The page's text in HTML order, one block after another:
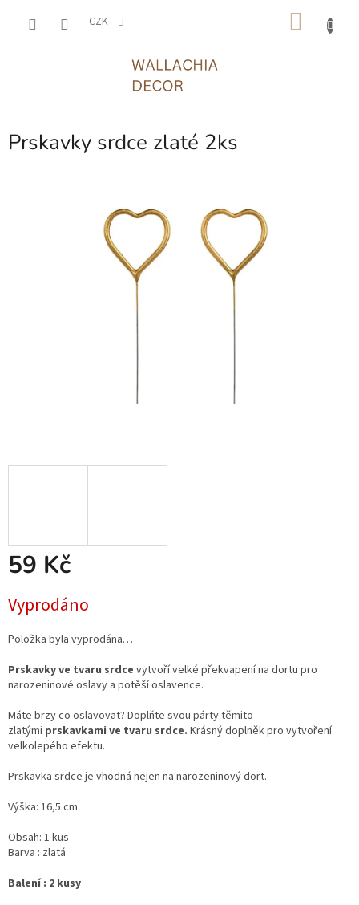
CZK
Prskavky srdce zlaté 2ks
59 Kč
cena:
Vyprodáno
Položka byla vyprodána…
Prskavky ve tvaru srdce vytvoří velké překvapení na dortu pro
narozeninové oslavy a potěší oslavence.
Máte brzy co oslavovat? Doplňte svou párty těmito
zlatými prskavkami ve tvaru srdce. Krásný doplněk pro vytvoření
velkolepého efektu.
Prskavka srdce je vhodná nejen na narozeninový dort.
Výška: 16,5 cm
Obsah: 1 kus
Barva : zlatá
Balení : 2 kusy